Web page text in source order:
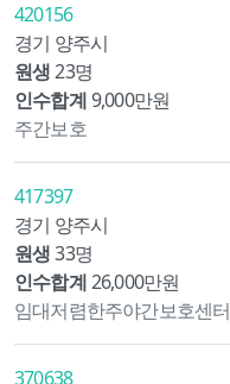
420156
경기 양주시
원생 23명
인수합계9,000만원
주간보호
417397
경기 양주시
원생 33명
인수합계26,000만원
임대저렴한주야간보호센터
370638